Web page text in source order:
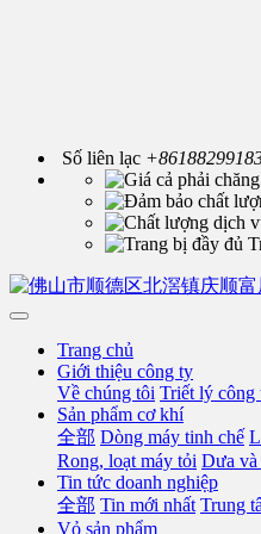
Số liên lạc
Trang chủ
Giới thiệu công ty
Về chúng tôi Triết lý công
Sản phẩm cơ khí
全部 Dòng máy tinh chế
Rong, loạt máy tỏi Dưa và
Tin tức doanh nghiệp
全部 Tin mới nhất Trung
Vỏ sản phẩm